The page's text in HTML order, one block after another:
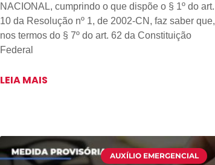
NACIONAL, cumprindo o que dispõe o § 1º do art.
10 da Resolução nº 1, de 2002-CN, faz saber que,
nos termos do § 7º do art. 62 da Constituição
Federal
LEIA MAIS
AUXÍLIO EMERGENCIAL